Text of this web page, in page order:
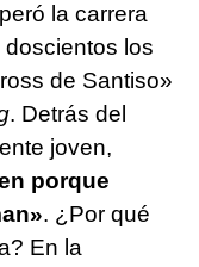
la carrera
los
de Santiso»
. Detrás del
joven,
porque
. ¿Por qué
En la